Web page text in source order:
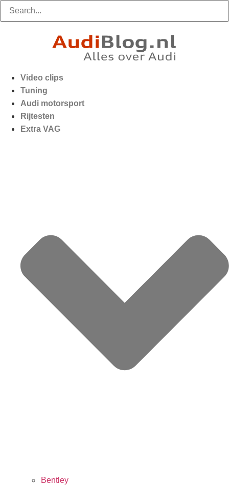
Video clips
Tuning
Audi motorsport
Rijtesten
Extra VAG
Bentley